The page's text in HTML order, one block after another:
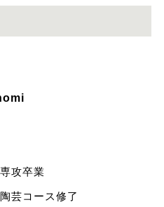
攻卒業
芸コース修了